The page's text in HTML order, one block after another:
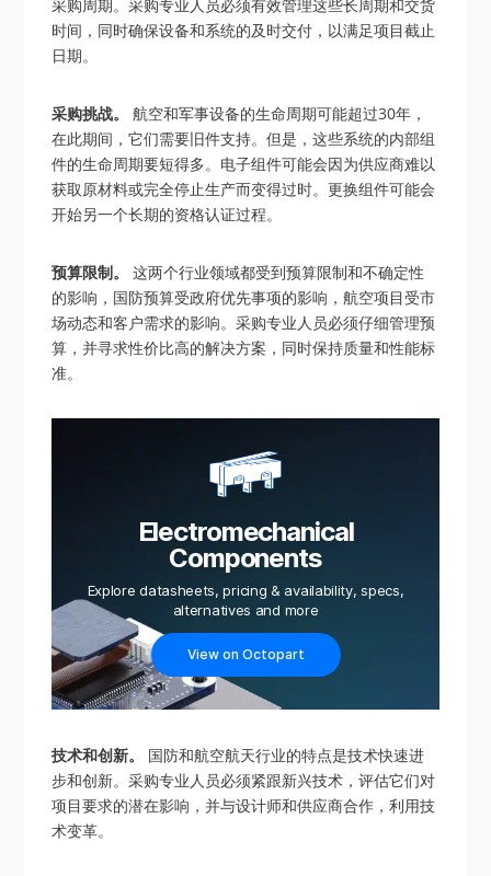
采购周期。采购专业人员必须有效管理这些长周期和交货
时间，同时确保设备和系统的及时交付，以满足项目截止
日期。
采购挑战。
航空和军事设备的生命周期可能超过30年，
在此期间，它们需要旧件支持。但是，这些系统的内部组
件的生命周期要短得多。电子组件可能会因为供应商难以
获取原材料或完全停止生产而变得过时。更换组件可能会
开始另一个长期的资格认证过程。
预算限制。
这两个行业领域都受到预算限制和不确定性
的影响，国防预算受政府优先事项的影响，航空项目受市
场动态和客户需求的影响。采购专业人员必须仔细管理预
算，并寻求性价比高的解决方案，同时保持质量和性能标
准。
Electromechanical
Components
Explore datasheets, pricing & availability, specs,
alternatives and more
View on Octopart
技术和创新。
国防和航空航天行业的特点是技术快速进
步和创新。采购专业人员必须紧跟新兴技术，评估它们对
项目要求的潜在影响，并与设计师和供应商合作，利用技
术变革。